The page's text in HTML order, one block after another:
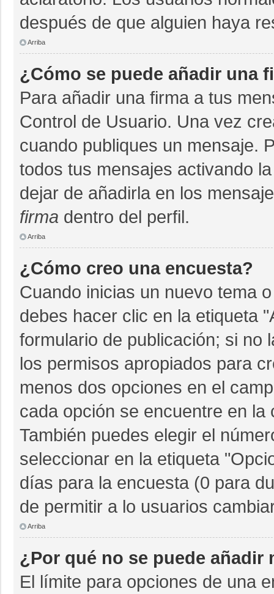
después de que alguien haya
Arriba
¿Cómo se puede añadir una
Para añadir una firma a tus
Control de Usuario. Una vez
cuando publiques un mensaje.
todos tus mensajes activando
dejar de añadirla en los
firma dentro del perfil.
Arriba
¿Cómo creo una encuesta?
Cuando inicias un nuevo tema
debes hacer clic en la etiqueta
formulario de publicación; si no
los permisos apropiados para
menos dos opciones en el
cada opción se encuentre en
También puedes elegir el
seleccionar en la etiqueta
días para la encuesta (0 para
de permitir a lo usuarios
Arriba
¿Por qué no se puede añadir
El límite para opciones de una